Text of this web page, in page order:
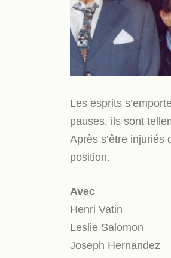
Les esprits
pauses, ils sont
Après s’être injuriés
position.
Avec
Henri Vatin
Leslie Salomon
Joseph Hernandez